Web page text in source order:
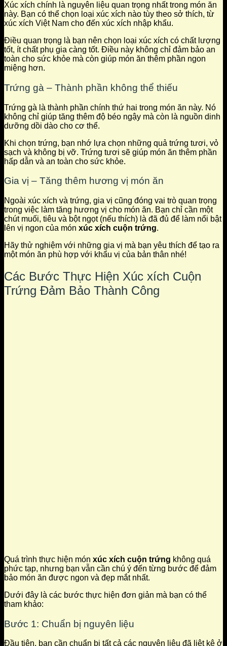
Xúc xích chính là nguyên liệu quan trọng nhất trong món ăn
này. Bạn có thể chọn loại xúc xích nào tùy theo sở thích, từ
xúc xích Việt Nam cho đến xúc xích nhập khẩu.
Điều quan trọng là bạn nên chọn loại xúc xích có chất lượng
tốt, ít chất phụ gia càng tốt. Điều này không chỉ đảm bảo an
toàn cho sức khỏe mà còn giúp món ăn thêm phần ngon
miệng hơn.
Trứng gà – Thành phần không thể thiếu
Trứng gà là thành phần chính thứ hai trong món ăn này. Nó
không chỉ giúp tăng thêm độ béo ngậy mà còn là nguồn dinh
dưỡng dồi dào cho cơ thể.
Khi chọn trứng, bạn nhớ lựa chọn những quả trứng tươi, vỏ
sạch và không bị vỡ. Trứng tươi sẽ giúp món ăn thêm phần
hấp dẫn và an toàn cho sức khỏe.
Gia vị – Tăng thêm hương vị món ăn
Ngoài xúc xích và trứng, gia vị cũng đóng vai trò quan trọng
trong việc làm tăng hương vị cho món ăn. Bạn chỉ cần một
chút muối, tiêu và bột ngọt (nếu thích) là đã đủ để làm nổi bật
lên vị ngon của món xúc xích cuộn trứng.
Hãy thử nghiệm với những gia vị mà bạn yêu thích để tạo ra
một món ăn phù hợp với khẩu vị của bản thân nhé!
Các Bước Thực Hiện Xúc xích Cuộn
Trứng Đảm Bảo Thành Công
Quá trình thực hiện món xúc xích cuộn trứng không quá
phức tạp, nhưng bạn vẫn cần chú ý đến từng bước để đảm
bảo món ăn được ngon và đẹp mắt nhất.
Dưới đây là các bước thực hiện đơn giản mà bạn có thể
tham khảo:
Bước 1: Chuẩn bị nguyên liệu
Đầu tiên, bạn cần chuẩn bị tất cả các nguyên liệu đã liệt kê ở